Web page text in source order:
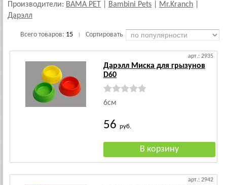
Производители: BAMA PET Bambini Pets Mr.Kranch
Дарэлл
Всего товаров: 15 Сортировать
арт.: 2935
Дарэлл Миска для грызунов
D60
6см
56 руб.
арт.: 2942